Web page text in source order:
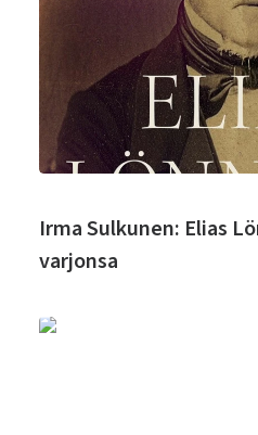
Irma Sulkunen: Elias
varjonsa